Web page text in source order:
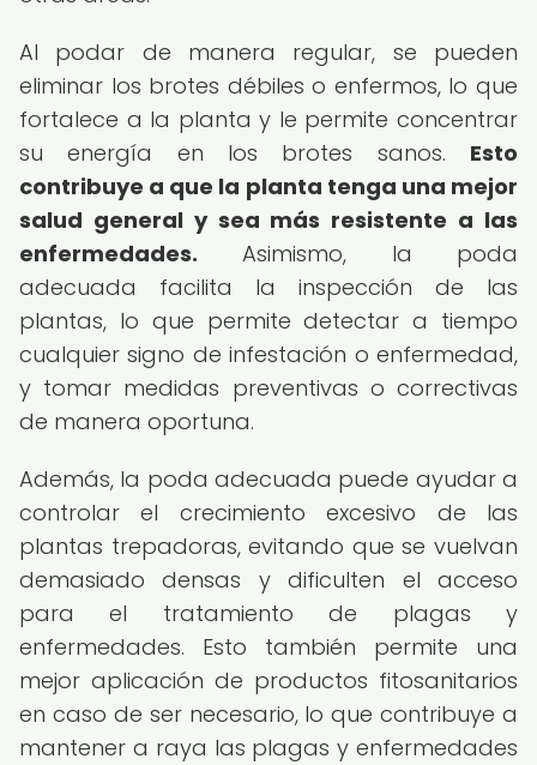
Al podar de manera regular, se pueden
eliminar los brotes débiles o enfermos, lo que
fortalece a la planta y le permite concentrar
su energía en los brotes sanos. Esto
contribuye a que la planta tenga una mejor
salud general y sea más resistente a las
enfermedades. Asimismo, la poda
adecuada facilita la inspección de las
plantas, lo que permite detectar a tiempo
cualquier signo de infestación o enfermedad,
y tomar medidas preventivas o correctivas
de manera oportuna.
Además, la poda adecuada puede ayudar a
controlar el crecimiento excesivo de las
plantas trepadoras, evitando que se vuelvan
demasiado densas y dificulten el acceso
para el tratamiento de plagas y
enfermedades. Esto también permite una
mejor aplicación de productos fitosanitarios
en caso de ser necesario, lo que contribuye a
mantener a raya las plagas y enfermedades